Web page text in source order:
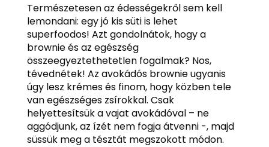
Természetesen az édességekről sem kell
lemondani: egy jó kis süti is lehet
superfoodos! Azt gondolnátok, hogy a
brownie és az egészség
összeegyeztethetetlen fogalmak? Nos,
tévednétek! Az avokádós brownie ugyanis
úgy lesz krémes és finom, hogy közben tele
van egészséges zsírokkal. Csak
helyettesítsük a vajat avokádóval – ne
aggódjunk, az ízét nem fogja átvenni -, majd
süssük meg a tésztát megszokott módon.